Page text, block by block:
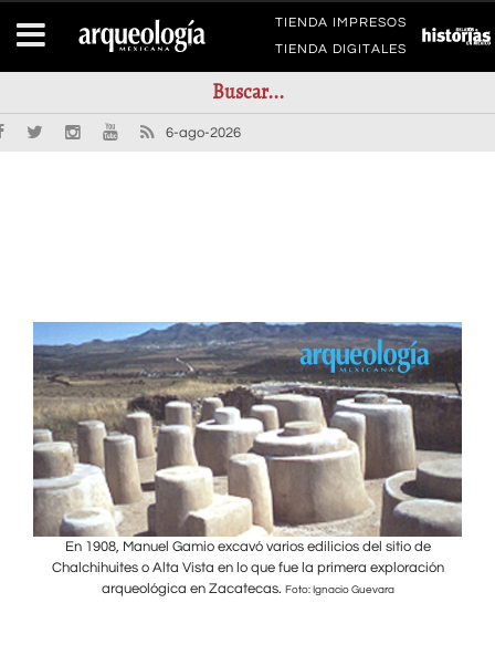
TIENDA IMPRESOS
TIENDA DIGITALES
6-ago-2026
En 1908, Manuel Gamio excavó varios edilicios del sitio de
Chalchihuites o Alta Vista en lo que fue la primera exploración
arqueológica en Zacatecas. Foto: Ignacio Guevara